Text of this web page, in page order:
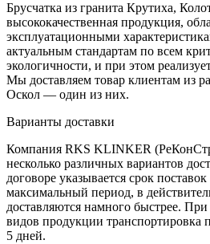
Брусчатка из гранита Крутиха,
высококачественная продукция,
эксплуатационными
актуальным стандартам по всем
экологичности, и при этом
Мы доставляем товар клиентам из
Оскол — один из них.
Варианты доставки
Компания RKS KLINKER
несколько различных вариантов
договоре указывается срок
максимальный период, в
доставляются намного быстрее.
видов продукции транспортировка
5 дней.